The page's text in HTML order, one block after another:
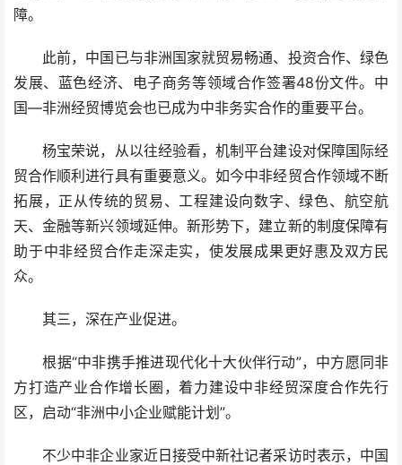
障。
此前，中国已与非洲国家就贸易畅通、投资合作、绿色
发展、蓝色经济、电子商务等领域合作签署48份文件。中
国—非洲经贸博览会也已成为中非务实合作的重要平台。
杨宝荣说，从以往经验看，机制平台建设对保障国际经
贸合作顺利进行具有重要意义。如今中非经贸合作领域不断
拓展，正从传统的贸易、工程建设向数字、绿色、航空航
天、金融等新兴领域延伸。新形势下，建立新的制度保障有
助于中非经贸合作走深走实，使发展成果更好惠及双方民
众。
其三，深在产业促进。
根据“中非携手推进现代化十大伙伴行动”，中方愿同非
方打造产业合作增长圈，着力建设中非经贸深度合作先行
区，启动“非洲中小企业赋能计划”。
不少中非企业家近日接受中新社记者采访时表示，中国